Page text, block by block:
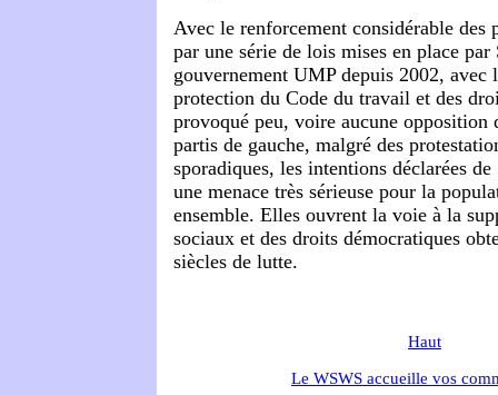
Avec le renforcement considérable des
par une série de lois mises en place
gouvernement UMP depuis 2002, avec
protection du Code du travail et des
provoqué peu, voire aucune opposition
partis de gauche, malgré des
sporadiques, les intentions déclarées
une menace très sérieuse pour la
ensemble. Elles ouvrent la voie à la
sociaux et des droits démocratiques
siècles de lutte.
Haut
Le WSWS accueille vos